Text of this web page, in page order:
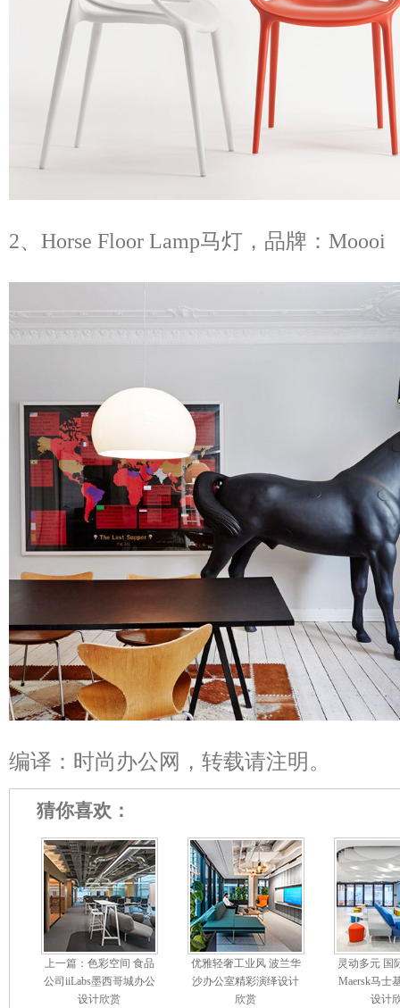
2、Horse Floor Lamp马灯，品牌：Moooi
编译：时尚办公网，转载请注明。
猜你喜欢：
上一篇：色彩空间 食品
公司iiLabs墨西哥城办公
设计欣赏
优雅轻奢工业风 波兰华
沙办公室精彩演绎设计
欣赏
灵动多元 国
Maersk马士
设计